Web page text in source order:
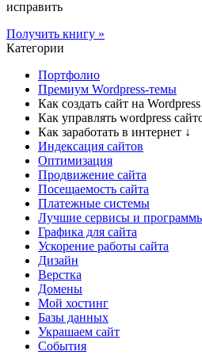
исправить
Получить книгу »
Категории
Портфолио
Премиум Wordpress-темы
Как создать сайт на Wordpress
Как управлять wordpress
Как заработать в интернет ↓
Индексация сайтов
Оптимизация
Продвижение сайта
Посещаемость сайта
Платежные системы
Лучшие сервисы и
Графика для сайта
Ускорение работы сайта
Дизайн
Верстка
Домены
Мой хостинг
Базы данных
Украшаем сайт
События